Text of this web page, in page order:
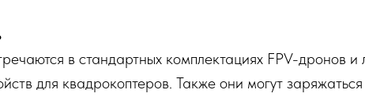
в стандартных комплектациях FPV-дронов и
для квадрокоптеров. Также они могут